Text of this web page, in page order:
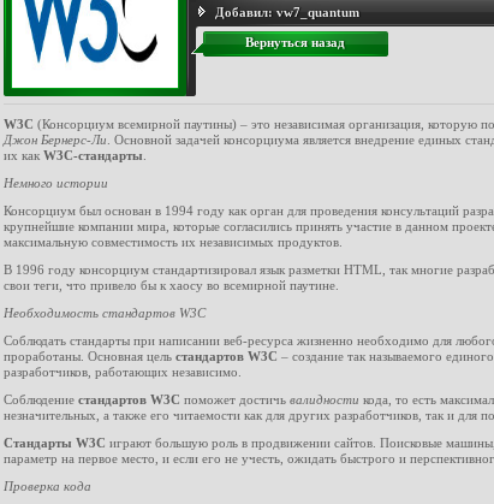
Добавил: vw7_quantum
Вернуться назад
W3C (Консорциум всемирной паутины) – это независимая организация, которую по
Джон Бернерс-Ли . Основной задачей консорциума является внедрение единых
их как W3C-стандарты
Немного истории
Консорциум был основан в 1994 году как орган для проведения консультаций
крупнейшие компании мира, которые согласились принять участие в данном
максимальную совместимость их независимых продуктов.
В 1996 году консорциум стандартизировал язык разметки HTML, так многие
свои теги, что привело бы к хаосу во всемирной паутине.
Необходимость стандартов W3C
Соблюдать стандарты при написании веб-ресурса жизненно необходимо для
проработаны. Основная цель стандартов W3C – создание так называемого
разработчиков, работающих независимо.
Соблюдение стандартов W3С поможет достичь валидности кода, то есть
незначительных, а также его читаемости как для других разработчиков, так и для
Стандарты W3C играют большую роль в продвижении сайтов. Поисковые
параметр на первое место, и если его не учесть, ожидать быстрого и
Проверка кода